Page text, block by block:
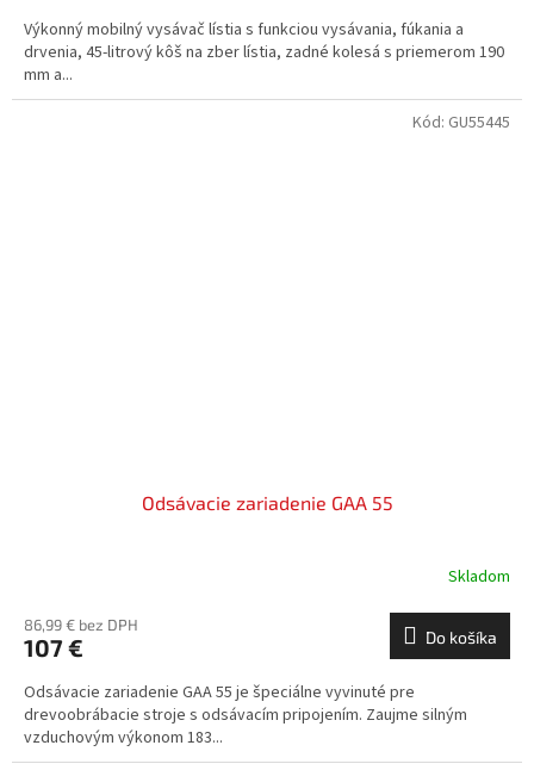
Výkonný mobilný vysávač lístia s funkciou vysávania, fúkania a
drvenia, 45-litrový kôš na zber lístia, zadné kolesá s priemerom 190
mm a...
Odsávacie zariadenie GAA 55
Skladom
86,99 € bez DPH
107 € Do košíka
Odsávacie zariadenie GAA 55 je špeciálne vyvinuté pre
drevoobrábacie stroje s odsávacím pripojením. Zaujme silným
vzduchovým výkonom 183...
Kód: GU55445